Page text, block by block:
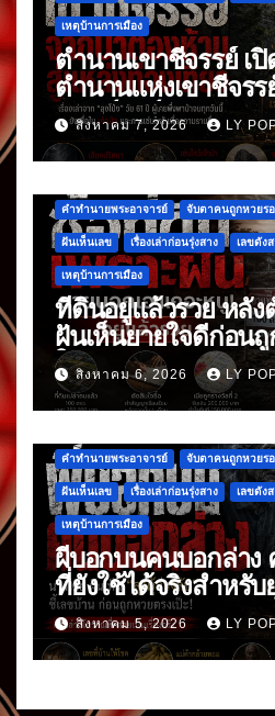
เหตุบ้านการเมือง
ตำนานเขาชีจรรย์ เปิ
ตำนานแห่งเขาชีจร
แลนด์มาร์กดัง
สิงหาคม 7, 2026 LY
คำทำนายพระอาจารย์ จับตาคนถูกหวยร
ฝันเห็นเลข เรื่องเล่าก่อนรุ่งสาง เลขดัง
เหตุบ้านการเมือง
ที่ดินอยู่แล้วรวย หลั
ฝันเห็นยายใจดีก่อนถู
ใหญ่
สิงหาคม 6, 2026 LY
คำทำนายพระอาจารย์ จับตาคนถูกหวยร
ฝันเห็นเลข เรื่องเล่าก่อนรุ่งสาง เลขดัง
เหตุบ้านการเมือง
ผีบอกบนคนบอกล่าง
ที่ยังใช้ได้จริงสำหรั
สิงหาคม 5, 2026 LY